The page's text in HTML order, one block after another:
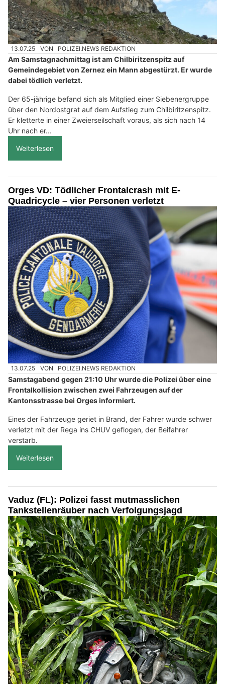
13.07.25 VON POLIZEI.NEWS REDAKTION
Am Samstagnachmittag ist am Chilbiritzenspitz auf
Gemeindegebiet von Zernez ein Mann abgestürzt. Er wurde
dabei tödlich verletzt.
Der 65-jährige befand sich als Mitglied einer Siebenergruppe
über den Nordostgrat auf dem Aufstieg zum Chilbiritzenspitz.
Er kletterte in einer Zweierseilschaft voraus, als sich nach 14
Uhr nach er...
Weiterlesen
Orges VD: Tödlicher Frontalcrash mit E-
Quadricycle – vier Personen verletzt
13.07.25 VON POLIZEI.NEWS REDAKTION
Samstagabend gegen 21:10 Uhr wurde die Polizei über eine
Frontalkollision zwischen zwei Fahrzeugen auf der
Kantonsstrasse bei Orges informiert.
Eines der Fahrzeuge geriet in Brand, der Fahrer wurde schwer
verletzt mit der Rega ins CHUV geflogen, der Beifahrer
verstarb.
Weiterlesen
Vaduz (FL): Polizei fasst mutmasslichen
Tankstellenräuber nach Verfolgungsjagd